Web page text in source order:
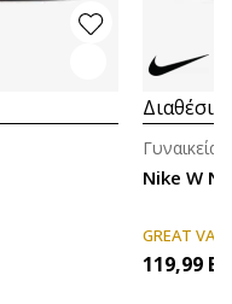
Nike W
Γυναικεία
GREAT
119,99